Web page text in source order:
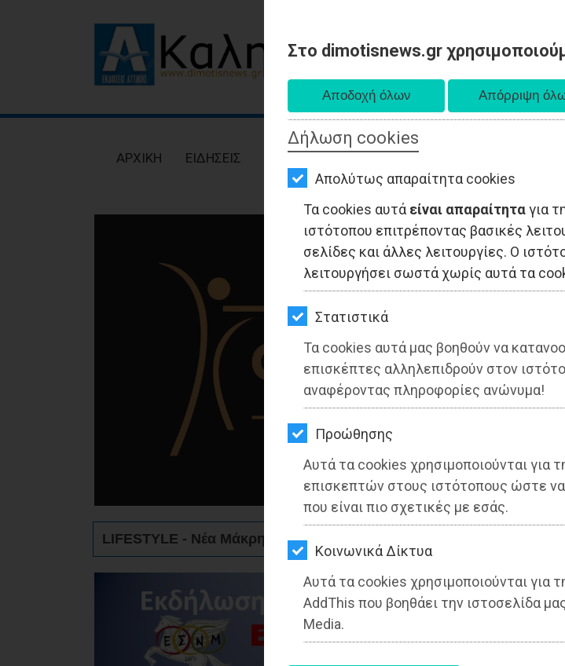
Στο dimotisnews.gr
Δήλωση cookies
Απολύτως απαραίτητα cookies
Τα cookies αυτά είναι απαραίτηταγια
ιστότοπου επιτρέποντας βασικές
σελίδες και άλλες λειτουργίες. Ο
λειτουργήσει σωστά χωρίς αυτά τα
Στατιστικά
Τα cookies αυτά μας βοηθούν να
επισκέπτες αλληλεπιδρούν στον
αναφέροντας πληροφορίες ανώνυμα!
Προώθησης
Αυτά τα cookies χρησιμοποιούνται για
επισκεπτών στους ιστότοπους ώστε
που είναι πιο σχετικές με εσάς.
Kοινωνικά Δίκτυα
Αυτά τα cookies χρησιμοποιούνται για
AddThis που βοηθάει την ιστοσελίδα
Media.
ΕΙΔΗΣΕΙΣ
ΕΞΟΔΟΣ
ΠΕΡΙΒΑΛΛΟΝ
ΚΑΤΟΙΚΙΔΙΟ
AΡΧΙΚΗ ΕΙΔΗΣΕΙΣ
LIFESTYLE - Νέα Μάκρη